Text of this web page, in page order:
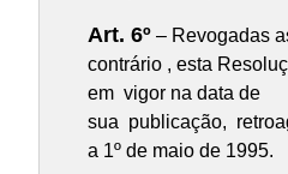
Art. 6º – Revogadas
contrário , esta
em vigor na data de
sua publicação,
a 1º de maio de 1995.